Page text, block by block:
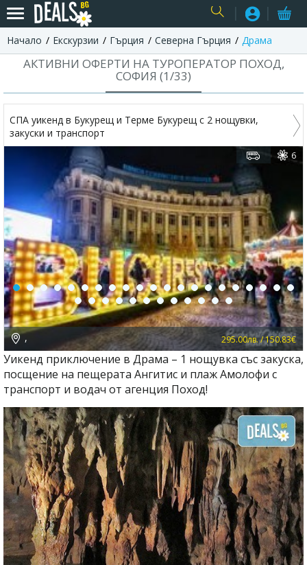
USER
Начало Екскурзии Гърция Северна Гърция Драма
АКТИВНИ ОФЕРТИ НА ТУРОПЕРАТОР ПОХОД,
СОФИЯ (1/33)
СПА уикенд в Букурещ и Терме Букурещ с 2 нощувки,
закуски и транспорт
6
, 295.00лв. / 150.83€
Уикенд приключение в Драма – 1 нощувка със закуска,
посщение на пещерата Ангитис и плаж Амолофи с
транспорт и водач от агенция Поход!